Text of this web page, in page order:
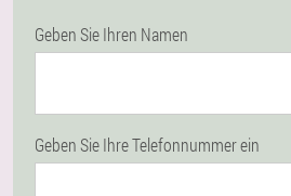
Geben Sie Ihren Namen
Geben Sie Ihre Telefonnummer ein